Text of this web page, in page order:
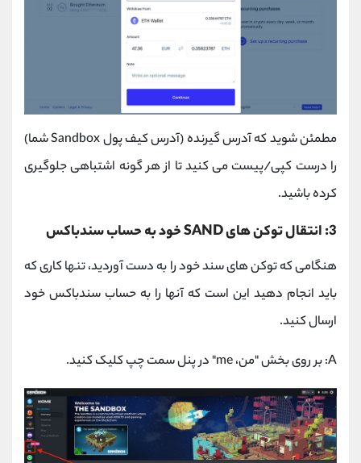
مطمئن شوید که آدرس گیرنده (آدرس کیف پول Sandbox شما)
را درست کپی/پیست می کنید تا از هر گونه اشتباهی جلوگیری
کرده باشید.
3: انتقال توکن های SAND خود به حساب سندباکس
هنگامی که توکن های سند خود را به دست آوردید، تنها کاری که
باید انجام دهید این است که آنها را به حساب سندباکس خود
ارسال کنید.
A: بر روی بخش "من، me" در پنل سمت چپ کلیک کنید.